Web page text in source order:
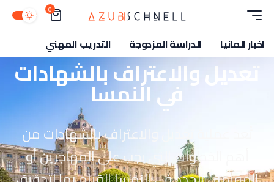
0
اخبار المانيا الدراسة المزدوجة التدريب المهني
تعديل والاعتراف بالشهادات
في النمسا
تُعد عملية تعديل والاعتراف بالشهادات من
أهم الخطوات التي يجب على المهاجرين أو